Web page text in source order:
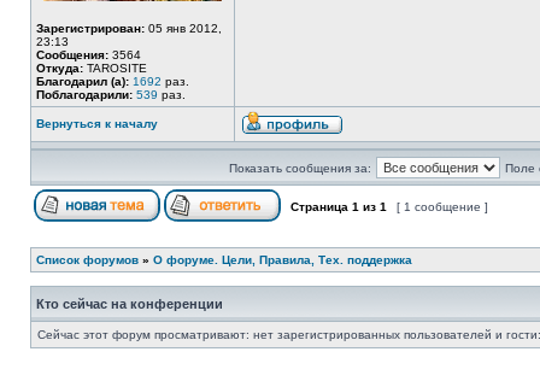
Зарегистрирован: 05 янв 2012,
23:13
Сообщения: 3564
Откуда: TAROSITE
Благодарил (а): 1692 раз.
Поблагодарили: 539 раз.
Вернуться к началу
Показать сообщения за: Поле
Страница 1 из 1 [ 1 сообщение ]
Список форумов » О форуме. Цели, Правила, Тех. поддержка
Кто сейчас на конференции
Сейчас этот форум просматривают: нет зарегистрированных пользователей и